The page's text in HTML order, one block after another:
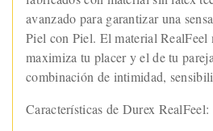
avanzado para garantizar una
Piel con Piel. El material RealFeel
maximiza tu placer y el de tu
combinación de intimidad,
Características de Durex RealFeel: